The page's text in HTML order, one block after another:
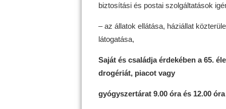
biztosítási és postai szolgáltatások
– az állatok ellátása, háziállat
látogatása,
Saját és családja érdekében a 65.
drogériát, piacot vagy
gyógyszertárat 9.00 óra és 12.00